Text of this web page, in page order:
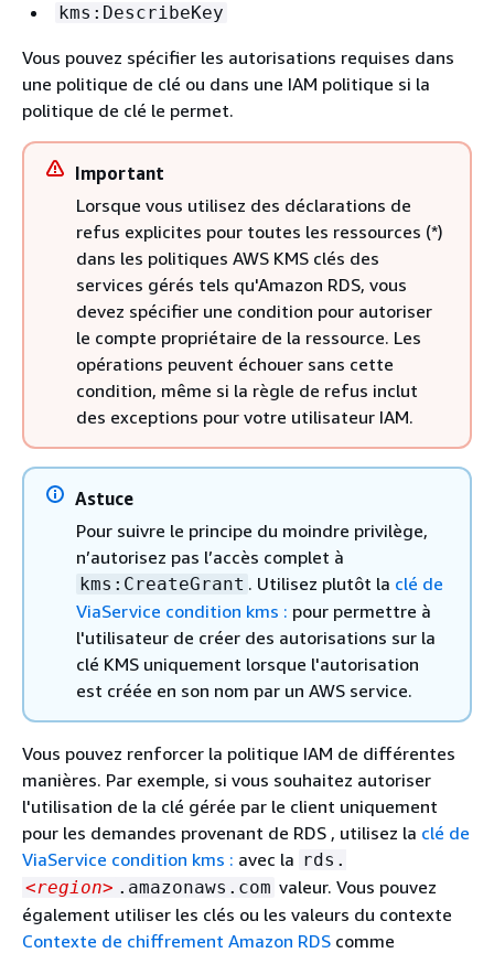
kms:DescribeKey
Vous pouvez spécifier les autorisations requises dans
une politique de clé ou dans une IAM politique si la
politique de clé le permet.
Important
Lorsque vous utilisez des déclarations de
refus explicites pour toutes les ressources (*)
dans les politiques AWS KMS clés des
services gérés tels qu'Amazon RDS, vous
devez spécifier une condition pour autoriser
le compte propriétaire de la ressource. Les
opérations peuvent échouer sans cette
condition, même si la règle de refus inclut
des exceptions pour votre utilisateur IAM.
Astuce
Pour suivre le principe du moindre privilège,
n’autorisez pas l’accès complet à
kms:CreateGrant . Utilisez plutôt la clé de
ViaService condition kms : pour permettre à
l'utilisateur de créer des autorisations sur la
clé KMS uniquement lorsque l'autorisation
est créée en son nom par un AWS service.
Vous pouvez renforcer la politique IAM de différentes
manières. Par exemple, si vous souhaitez autoriser
l'utilisation de la clé gérée par le client uniquement
pour les demandes provenant de RDS , utilisez la clé de
ViaService condition kms : avec la rds.
<region> .amazonaws.com valeur. Vous pouvez
également utiliser les clés ou les valeurs du contexte
Contexte de chiffrement Amazon RDS comme